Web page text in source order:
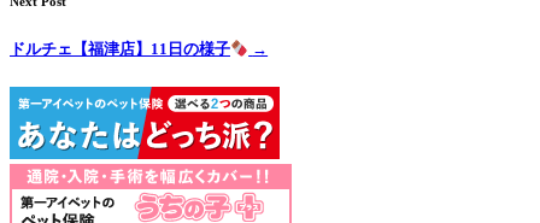
ドルチェ【福津店】11日の様子 →